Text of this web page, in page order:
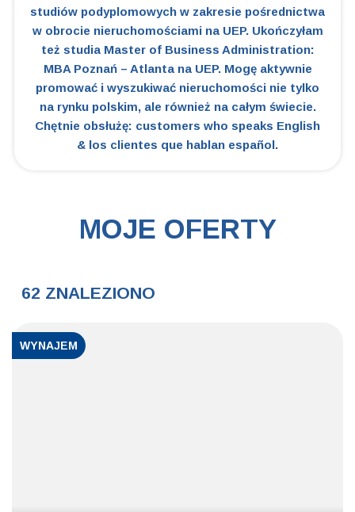
studiów podyplomowych w zakresie pośrednictwa
w obrocie nieruchomościami na UEP. Ukończyłam
też studia Master of Business Administration:
MBA Poznań – Atlanta na UEP. Mogę aktywnie
promować i wyszukiwać nieruchomości nie tylko
na rynku polskim, ale również na całym świecie.
Chętnie obsłużę: customers who speaks English
& los clientes que hablan español.
MOJE OFERTY
62 ZNALEZIONO
WYNAJEM